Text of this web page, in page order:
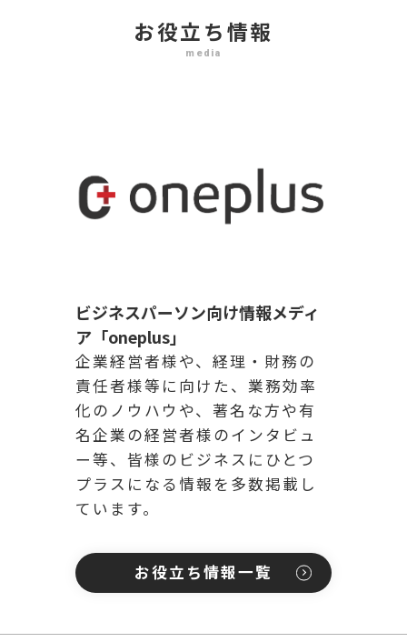
お役立ち情報
media
ビジネスパーソン向け情報メディ
ア「oneplus」
企業経営者様や、経理・財務の
責任者様等に向けた、業務効率
化のノウハウや、著名な方や有
名企業の経営者様のインタビュ
ー等、皆様のビジネスにひとつ
プラスになる情報を多数掲載し
ています。
お役立ち情報一覧